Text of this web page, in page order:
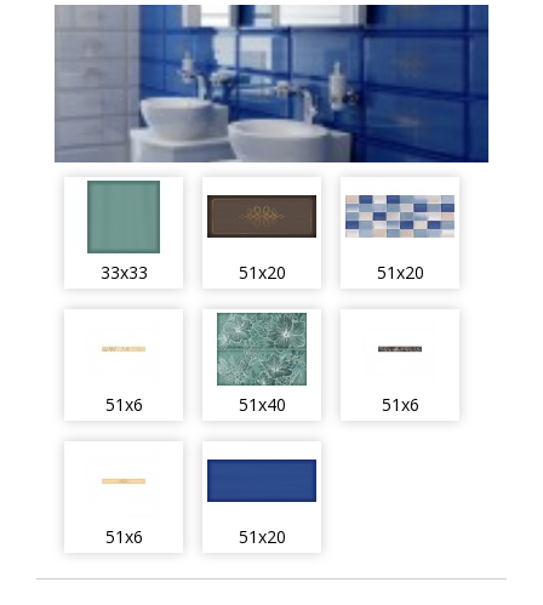
33x33 51x20 51x20
51x6 51x40 51x6
51x6 51x20